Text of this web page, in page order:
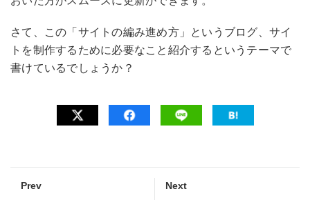
さて、この「サイトの編み進め方」というブログ、サイ
トを制作するために必要なこと紹介するというテーマで
書けているでしょうか？
Prev Next